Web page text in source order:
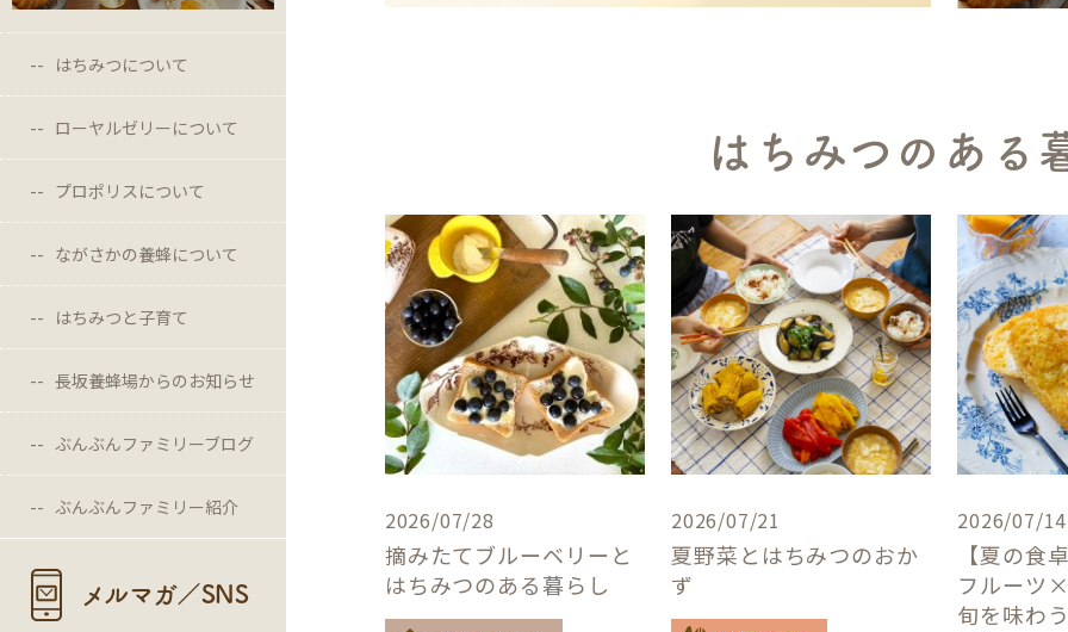
はちみつについて
ローヤルゼリーについて
プロポリスについて
ながさかの養蜂について
はちみつと子育て
長坂養蜂場からのお知らせ
ぶんぶんファミリーブログ
ぶんぶんファミリー紹介
メルマガ／SNS
はちみつのある
2026/07/28
摘みたてブルーベリーと
はちみつのある暮らし
2026/07/21
夏野菜とはちみつのおか
ず
2026/07/14
【夏の食
フルーツ
旬を味わ